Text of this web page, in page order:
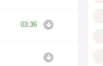
03:36